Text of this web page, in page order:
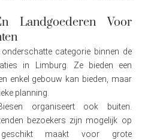
Landgoederen Voor
categorie binnen de
in Limburg. Ze bieden een
enkel gebouw kan bieden, maar
planning.
organiseert ook buiten.
bezoekers zijn mogelijk op
maakt voor grote